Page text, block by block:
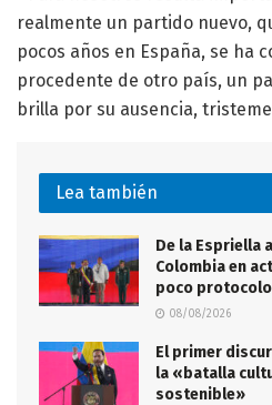
realmente un partido nuevo,
pocos años en España, se ha
procedente de otro país, un
brilla por su ausencia,
Lea también
De la Espriella
Colombia en
poco protocolo
08/08/2026
El primer
la «batalla
sostenible»